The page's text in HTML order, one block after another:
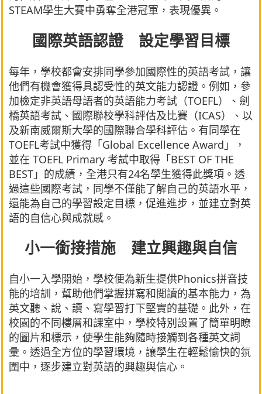
STEAM學生大賽中勇奪全港冠軍，表現優異。
國際英語認證 設定學習目標
每年，學校都會安排同學參加國際性的英語考試，讓
他們有機會獲得具認受性的英文能力認證。例如，參
加檢定非英語母語者的英語能力考試（TOEFL）、劍
橋英語考試、國際聯校學科評估及比賽（ICAS）、以
及新南威爾斯大學的國際聯合學科評估。有同學在
TOEFL考試中獲得「Global Excellence Award」，
並在 TOEFL Primary 考試中取得「BEST OF THE
BEST」的成績，全港只有24名學生獲得此獎項。透
過這些國際考試，同學不僅能了解自己的英語水平，
還能為自己的學習設定目標，促進進步，並建立對英
語的自信心與成就感。
小一銜接措施 建立興趣與自信
自小一入學開始，學校便為新生提供Phonics拼音技
能的培訓，幫助他們掌握拼寫和閱讀的基本能力，為
英文聽、說、讀、寫學習打下堅實的基礎。此外，在
校園的不同樓層和課室中，學校特別設置了簡單明瞭
的圖片和標示，使學生能夠隨時接觸到各種英文詞
彙。透過全方位的學習環境，讓學生在輕鬆愉快的氛
圍中，逐步建立對英語的興趣與信心。